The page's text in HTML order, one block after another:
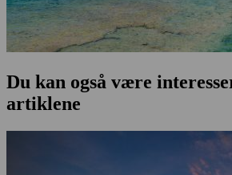
Du kan også være
artiklene